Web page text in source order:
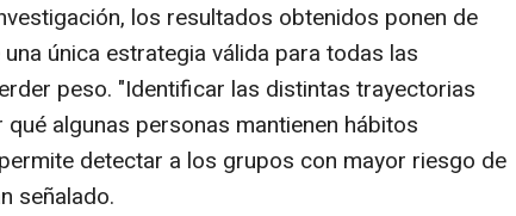
los resultados obtenidos ponen de
única estrategia válida para todas las
peso. "Identificar las distintas trayectorias
algunas personas mantienen hábitos
detectar a los grupos con mayor riesgo de
señalado.